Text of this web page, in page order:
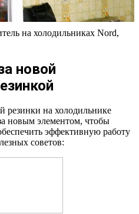
на холодильниках Nord,
новой
резинки на холодильнике
новым элементом, чтобы
эффективную работу
советов: